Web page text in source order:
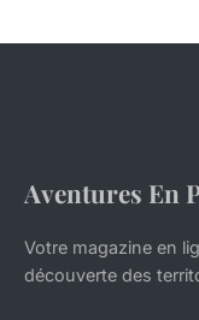
Aventures En
Votre magazine en
découverte des